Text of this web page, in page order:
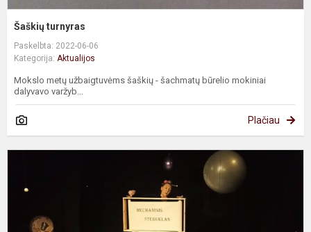
Šaškių turnyras
Paskelbta: 2022-06-06
Kategorija: Aktualijos
Mokslo metų užbaigtuvėms šaškių - šachmatų būrelio mokiniai
dalyvavo varžyb...
Plačiau